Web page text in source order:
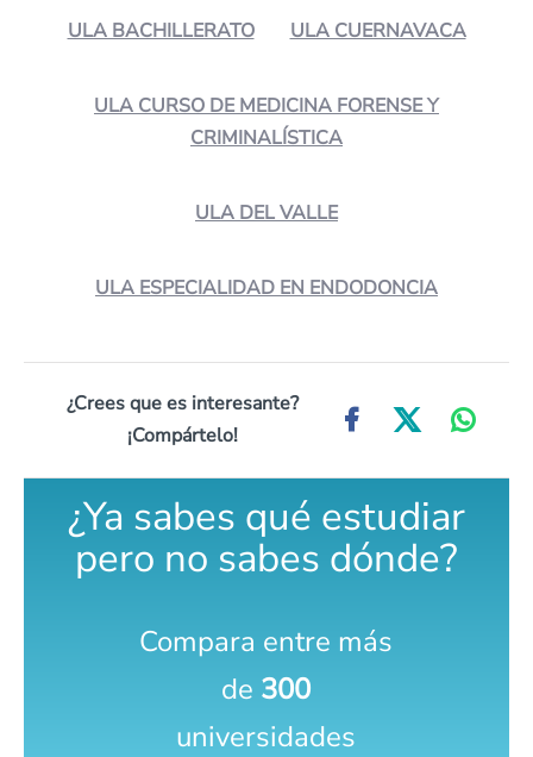
ULA BACHILLERATO ULA CUERNAVACA
ULA CURSO DE MEDICINA FORENSE Y
CRIMINALÍSTICA
ULA DEL VALLE
ULA ESPECIALIDAD EN ENDODONCIA
¿Crees que es interesante?
¡Compártelo!
¿Ya sabes qué estudiar
pero no sabes dónde?
Compara entre más
de 300
universidades